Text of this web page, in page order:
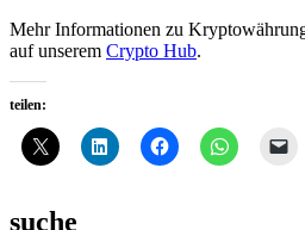
Mehr Informationen zu
auf unserem Crypto Hub.
teilen:
suche